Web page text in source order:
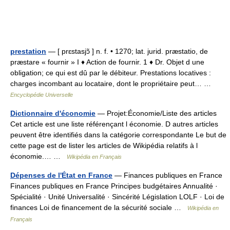
prestation — [ prɛstasjɔ̃ ] n. f. • 1270; lat. jurid. præstatio, de
præstare « fournir » I ♦ Action de fournir. 1 ♦ Dr. Objet d une
obligation; ce qui est dû par le débiteur. Prestations locatives :
charges incombant au locataire, dont le propriétaire peut… …
Encyclopédie Universelle
Dictionnaire d'économie — Projet:Économie/Liste des articles
Cet article est une liste référençant l économie. D autres articles
peuvent être identifiés dans la catégorie correspondante Le but de
cette page est de lister les articles de Wikipédia relatifs à l
économie.… …
Wikipédia en Français
Dépenses de l'État en France — Finances publiques en France
Finances publiques en France Principes budgétaires Annualité ·
Spécialité · Unité Universalité · Sincérité Législation LOLF · Loi de
finances Loi de financement de la sécurité sociale …
Wikipédia en
Français